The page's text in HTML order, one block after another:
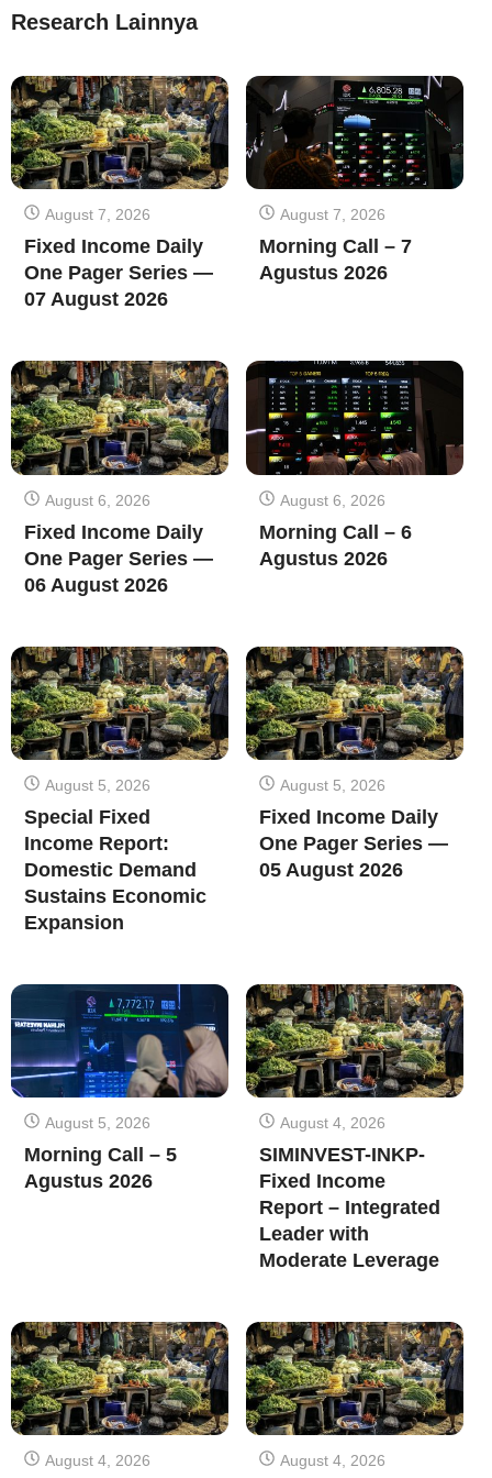
Research Lainnya
August 7, 2026
Fixed Income Daily
One Pager Series —
07 August 2026
August 7, 2026
Morning Call – 7
Agustus 2026
August 6, 2026
Fixed Income Daily
One Pager Series —
06 August 2026
August 6, 2026
Morning Call – 6
Agustus 2026
August 5, 2026
Special Fixed
Income Report:
Domestic Demand
Sustains Economic
Expansion
August 5, 2026
Fixed Income Daily
One Pager Series —
05 August 2026
August 5, 2026
Morning Call – 5
Agustus 2026
August 4, 2026
SIMINVEST-INKP-
Fixed Income
Report – Integrated
Leader with
Moderate Leverage
August 4, 2026 August 4, 2026